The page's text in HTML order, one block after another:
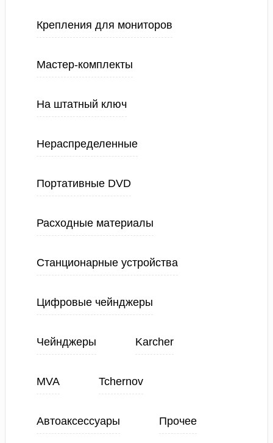
Крепления для мониторов
Мастер-комплекты
На штатный ключ
Нераспределенные
Портативные DVD
Расходные материалы
Станционарные устройства
Цифровые чейнджеры
Чейнджеры Karcher
MVA Tchernov
Автоаксессуары Прочее